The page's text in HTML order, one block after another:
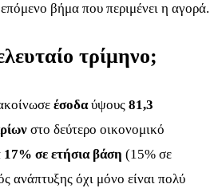
βήμα που περιμένει η αγορά.
τρίμηνο;
έσοδαύψους 81,3
στο δεύτερο οικονομικό
17% σε ετήσια βάση (15% σε
ανάπτυξης όχι μόνο είναι πολύ